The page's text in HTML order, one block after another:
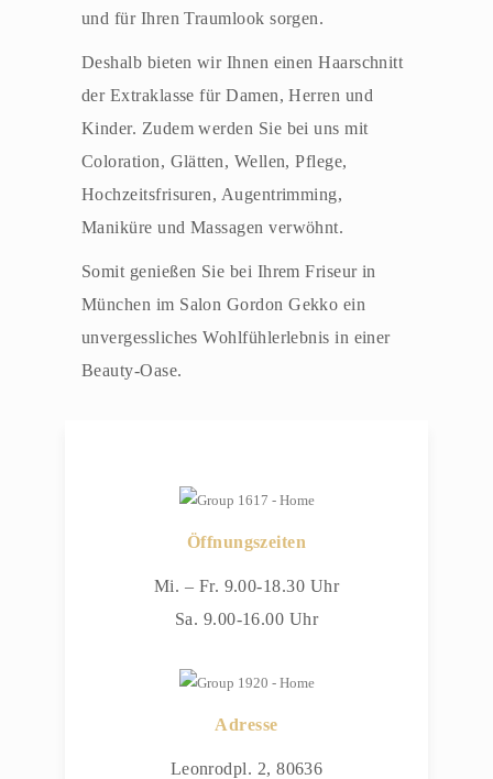
und für Ihren Traumlook sorgen.
Deshalb bieten wir Ihnen einen Haarschnitt
der Extraklasse für Damen, Herren und
Kinder. Zudem werden Sie bei uns mit
Coloration, Glätten, Wellen, Pflege,
Hochzeitsfrisuren, Augentrimming,
Maniküre und Massagen verwöhnt.
Somit genießen Sie bei Ihrem Friseur in
München im Salon Gordon Gekko ein
unvergessliches Wohlfühlerlebnis in einer
Beauty-Oase.
Öffnungszeiten
Mi. – Fr. 9.00-18.30 Uhr
Sa. 9.00-16.00 Uhr
Adresse
Leonrodpl. 2, 80636